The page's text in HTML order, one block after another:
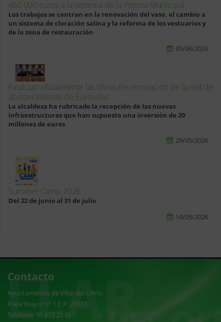
460.000 euros a la reforma de la Piscina Municipal
Los trabajos se centran en la renovación del vaso, el cambio a
un sistema de cloración salina y la reforma de los vestuarios y
de la zona de restauración
05/06/2026
Finalizan oficialmente las obras de renovación de la red de
abastecimiento de Eurovillas
La alcaldesa ha rubricado la recepción de las nuevas
infraestructuras que han supuesto una inversión de 20
millones de euros
29/05/2026
Summer Camp 2026
Del 22 de junio al 31 de julio
14/05/2026
Contacto
Ayuntamiento de Villar del Olmo
Plaza Mayor nº 1 C.P. 28512
Teléfono: 91 873 21 61